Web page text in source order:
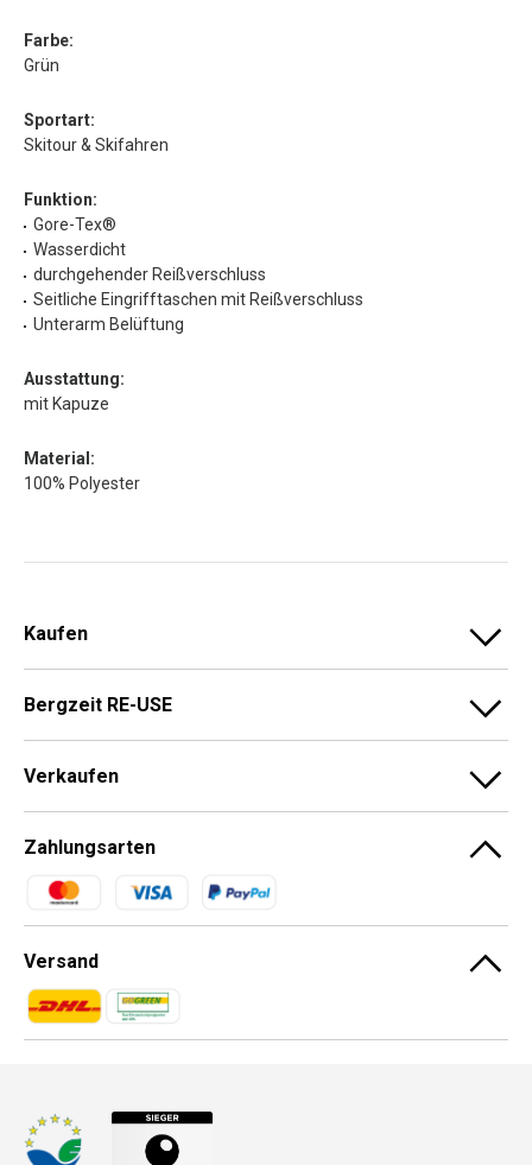
Farbe:
Grün
Sportart:
Skitour & Skifahren
Funktion:
Gore-Tex®
Wasserdicht
durchgehender Reißverschluss
Seitliche Eingrifftaschen mit Reißverschluss
Unterarm Belüftung
Ausstattung:
mit Kapuze
Material:
100% Polyester
Kaufen
Bergzeit RE-USE
Verkaufen
Zahlungsarten
Zahlungsmethoden
Versand
Zahlungsmethoden
Zahlungsmethoden